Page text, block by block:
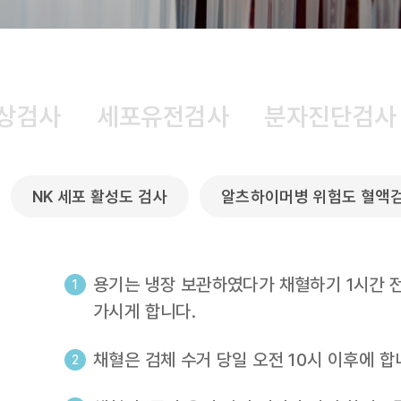
검사 세포유전검사 분자진단검사
NK 세포 활성도 검사 알츠하이머병 위험도 혈
용기는 냉장 보관하였다가 채혈하기 1시간
가시게 합니다.
채혈은 검체 수거 당일 오전 10시 이후에 합